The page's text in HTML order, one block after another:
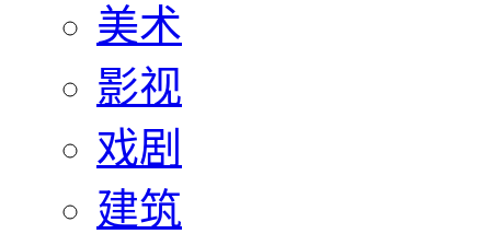
美术
影视
戏剧
建筑